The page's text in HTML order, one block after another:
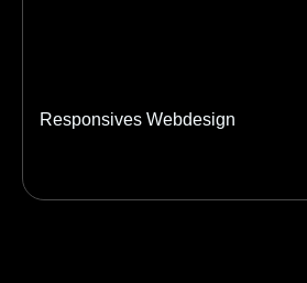
Responsives Webdesign